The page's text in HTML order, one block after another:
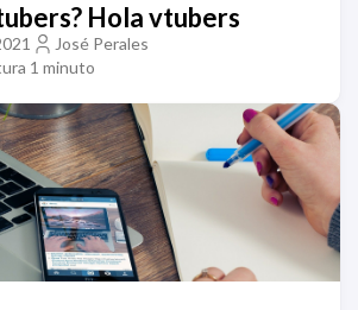
Hola vtubers
José Perales
1 minuto